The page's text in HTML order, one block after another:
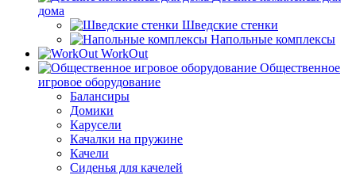
дома
Шведские стенки
Напольные комплексы
WorkOut
Общественное
игровое оборудование
Балансиры
Домики
Карусели
Качалки на пружине
Качели
Сиденья для качелей